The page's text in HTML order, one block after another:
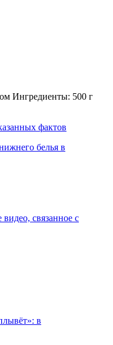
Ингредиенты: 500 г
фактов
белья в
связанное с
в